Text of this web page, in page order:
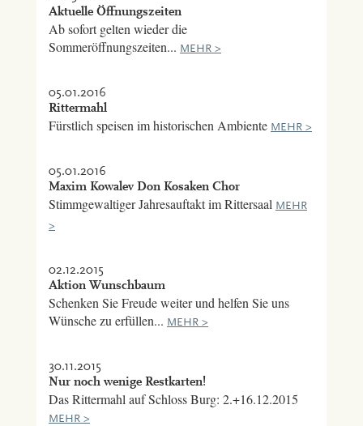
Aktuelle Öffnungszeiten
Ab sofort gelten wieder die
Sommeröffnungszeiten... MEHR >
05.01.2016
Rittermahl
Fürstlich speisen im historischen Ambiente MEHR >
05.01.2016
Maxim Kowalev Don Kosaken Chor
Stimmgewaltiger Jahresauftakt im Rittersaal MEHR
>
02.12.2015
Aktion Wunschbaum
Schenken Sie Freude weiter und helfen Sie uns
Wünsche zu erfüllen... MEHR >
30.11.2015
Nur noch wenige Restkarten!
Das Rittermahl auf Schloss Burg: 2.+16.12.2015
MEHR >